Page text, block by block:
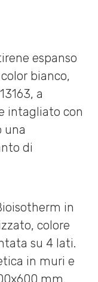
espanso
bianco,
a
intagliato con
una
di